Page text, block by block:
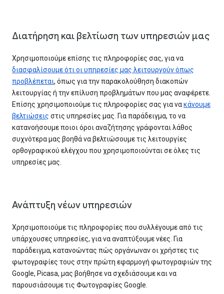
Διατήρηση και βελτίωση των υπηρεσιών μας
Χρησιμοποιούμε επίσης τις πληροφορίες σας, για να
διασφαλίσουμε ότι οι υπηρεσίες μας λειτουργούν όπως
προβλέπεται, όπως για την παρακολούθηση διακοπών
λειτουργίας ή την επίλυση προβλημάτων που μας αναφέρετε.
Επίσης χρησιμοποιούμε τις πληροφορίες σας για νακάνουμε
βελτιώσεις στις υπηρεσίες μας. Για παράδειγμα, το να
κατανοήσουμε ποιοι όροι αναζήτησης γράφονται λάθος
συχνότερα μας βοηθά να βελτιώσουμε τις λειτουργίες
ορθογραφικού ελέγχου που χρησιμοποιούνται σε όλες τις
υπηρεσίες μας.
Ανάπτυξη νέων υπηρεσιών
Χρησιμοποιούμε τις πληροφορίες που συλλέγουμε από τις
υπάρχουσες υπηρεσίες, για να αναπτύξουμε νέες. Για
παράδειγμα, κατανοώντας πώς οργάνωναν οι χρήστες τις
φωτογραφίες τους στην πρώτη εφαρμογή φωτογραφιών της
Google, Picasa, μας βοήθησε να σχεδιάσουμε και να
παρουσιάσουμε τις Φωτογραφίες Google.